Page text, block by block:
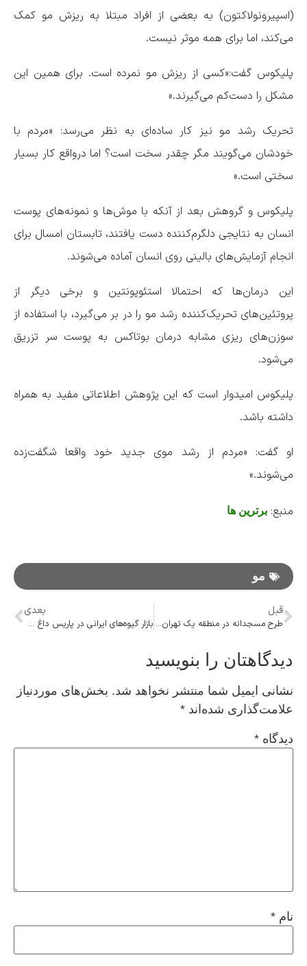
(اسپیرونولاکتون) به بعضی از افراد مبتلا به ریزش مو کمک
می‌کند، اما برای همه موثر نیست.
پلیکوس گفت:«کسی از ریزش مو نمرده است. برای همین این
مشکل را دست‌کم می‌گیرند.»
تحریک رشد مو نیز کار ساده‌ای به نظر می‌رسد: «مردم با
خودشان می‌گویند مگر چقدر سخت است؟ اما درواقع کار بسیار
سختی است.»
پلیکوس و گروهش بعد از آنکه با موش‌ها و نمونه‌های پوست
انسان به نتایجی دلگرم‌کننده دست یافتند، تابستان امسال برای
انجام آزمایش‌های بالینی روی انسان آماده می‌شوند.
این درمان‌ها که احتمالا استئوپونتین و برخی دیگر از
پروتئین‌های تحریک‌کننده رشد مو را در بر می‌گیرد، با استفاده از
سوزن‌های ریزی مشابه درمان بوتاکس به پوست سر تزریق
می‌شود.
پلیکوس امیدوار است که این پژوهش اطلاعاتی مفید به همراه
داشته باشد.
او گفت: «مردم از رشد موی جدید خود واقعا شگفت‌زده
می‌شوند.»
منبع: برترین ها
مو
قبل
طرح مسجدانه در منطقه یک تهران افتتاح شد
بعدی
بازار گیوه‌های ایرانی در پاریس داغ شد!
دیدگاهتان را بنویسید
نشانی ایمیل شما منتشر نخواهد شد. بخش‌های موردنیاز
علامت‌گذاری شده‌اند *
دیدگاه *
نام *